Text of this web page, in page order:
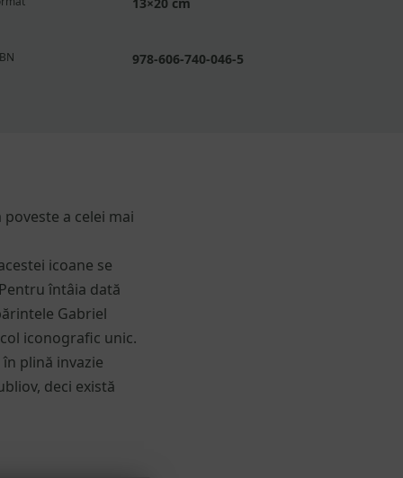
978-606-740-046-5
a celei mai
icoane se
întâia dată
Gabriel
iconografic unic.
plină invazie
deci există